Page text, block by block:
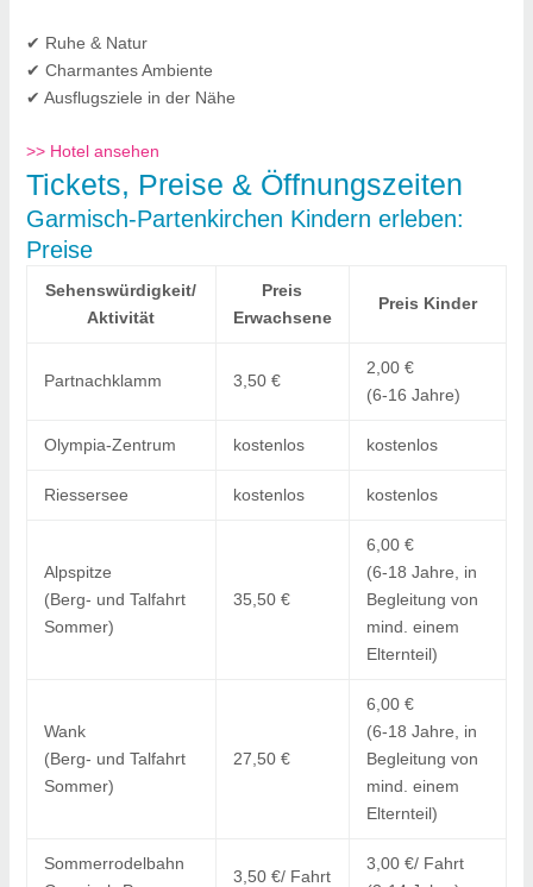
✔ Ruhe & Natur
✔ Charmantes Ambiente
✔ Ausflugsziele in der Nähe
>> Hotel ansehen
Tickets, Preise & Öffnungszeiten
Garmisch-Partenkirchen Kindern erleben:
Preise
Sehenswürdigkeit/
Aktivität
Preis
Erwachsene
Preis Kinder
Partnachklamm 3,50 €
2,00 €
(6-16 Jahre)
Olympia-Zentrum kostenlos kostenlos
Riessersee kostenlos kostenlos
Alpspitze
(Berg- und Talfahrt
Sommer)
35,50 €
6,00 €
(6-18 Jahre, in
Begleitung von
mind. einem
Elternteil)
Wank
(Berg- und Talfahrt
Sommer)
27,50 €
6,00 €
(6-18 Jahre, in
Begleitung von
mind. einem
Elternteil)
Sommerrodelbahn
3,50 €/ Fahrt
3,00 €/ Fahrt